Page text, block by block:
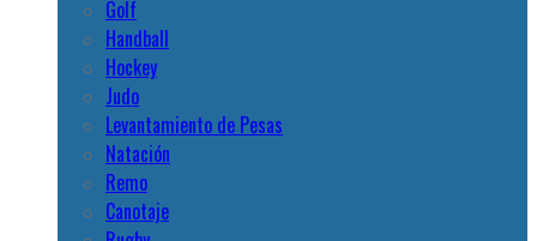
Golf
Handball
Hockey
Judo
Levantamiento de Pesas
Natación
Remo
Canotaje